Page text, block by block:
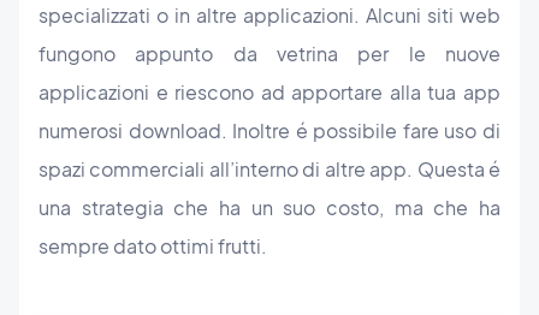
specializzati o in altre applicazioni. Alcuni siti web
fungono appunto da vetrina per le nuove
applicazioni e riescono ad apportare alla tua app
numerosi download. Inoltre é possibile fare uso di
spazi commerciali all’interno di altre app. Questa é
una strategia che ha un suo costo, ma che ha
sempre dato ottimi frutti.